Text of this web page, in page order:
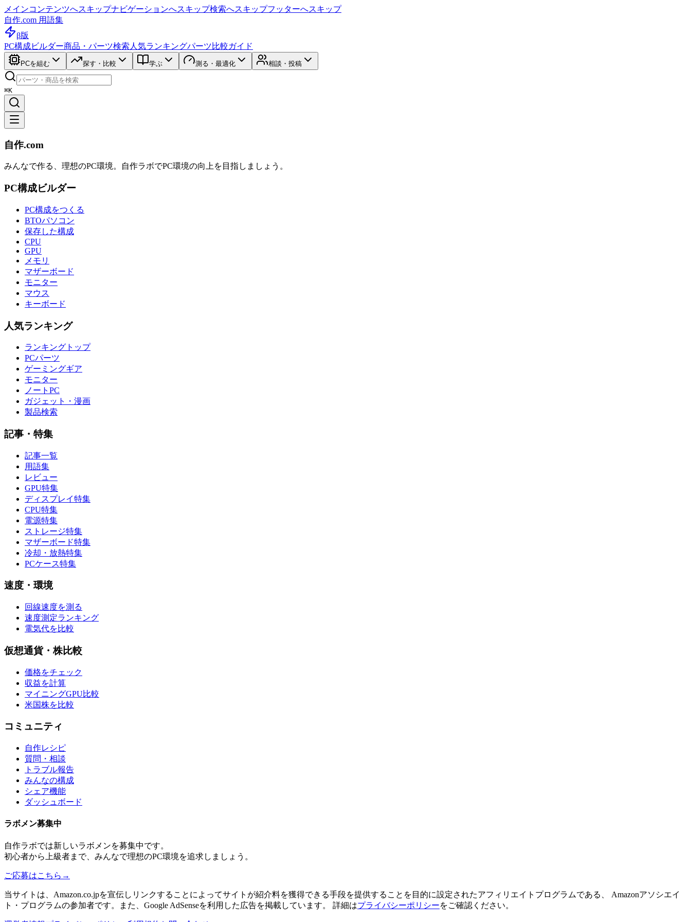
メインコンテンツへスキップナビゲーションへスキップ検索へスキップフッターへスキップ
自作.com 用語集
β版
PC構成ビルダー商品・パーツ検索 人気ランキングパーツ比較ガイド
PCを組む 探す・比較 学ぶ 測る・最適化 相談・投稿
⌘K
自作.com
みんなで作る、理想のPC環境。 自作ラボでPC環境の向上を目指しましょう。
PC構成ビルダー
PC構成をつくる
BTOパソコン
保存した構成
CPU
GPU
メモリ
マザーボード
モニター
マウス
キーボード
人気ランキング
ランキングトップ
PCパーツ
ゲーミングギア
モニター
ノートPC
ガジェット・漫画
製品検索
記事・特集
記事一覧
用語集
レビュー
GPU特集
ディスプレイ特集
CPU特集
電源特集
ストレージ特集
マザーボード特集
冷却・放熱特集
PCケース特集
速度・環境
回線速度を測る
速度測定ランキング
電気代を比較
仮想通貨・株比較
価格をチェック
収益を計算
マイニングGPU比較
米国株を比較
コミュニティ
自作レシピ
質問・相談
トラブル報告
みんなの構成
シェア機能
ダッシュボード
ラボメン募集中
自作ラボでは新しいラボメンを募集中です。
初心者から上級者まで、みんなで理想のPC環境を追求しましょう。
ご応募はこちら →
当サイトは、Amazon.co.jpを宣伝しリンクすることによってサイトが紹介料を獲得できる手段を提供することを目的に設定されたアフィリエイトプログラムである、 Amazonアソシエイ
ト・プログラムの参加者です。また、Google AdSenseを利用した広告を掲載しています。 詳細はプライバシーポリシーをご確認ください。